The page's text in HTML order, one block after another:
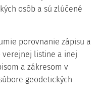
osôb a sú zlúčené
porovnanie zápisu a
listine a inej
a zákresom v
geodetických